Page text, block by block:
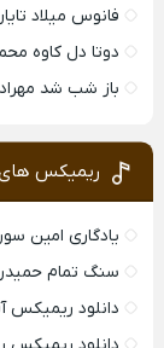
فانوس میلاد
دوتا دل کاوه
باز شب شد
ریمیکس
یادگاری امین
سنگ تمام
دانلود ریمیکس